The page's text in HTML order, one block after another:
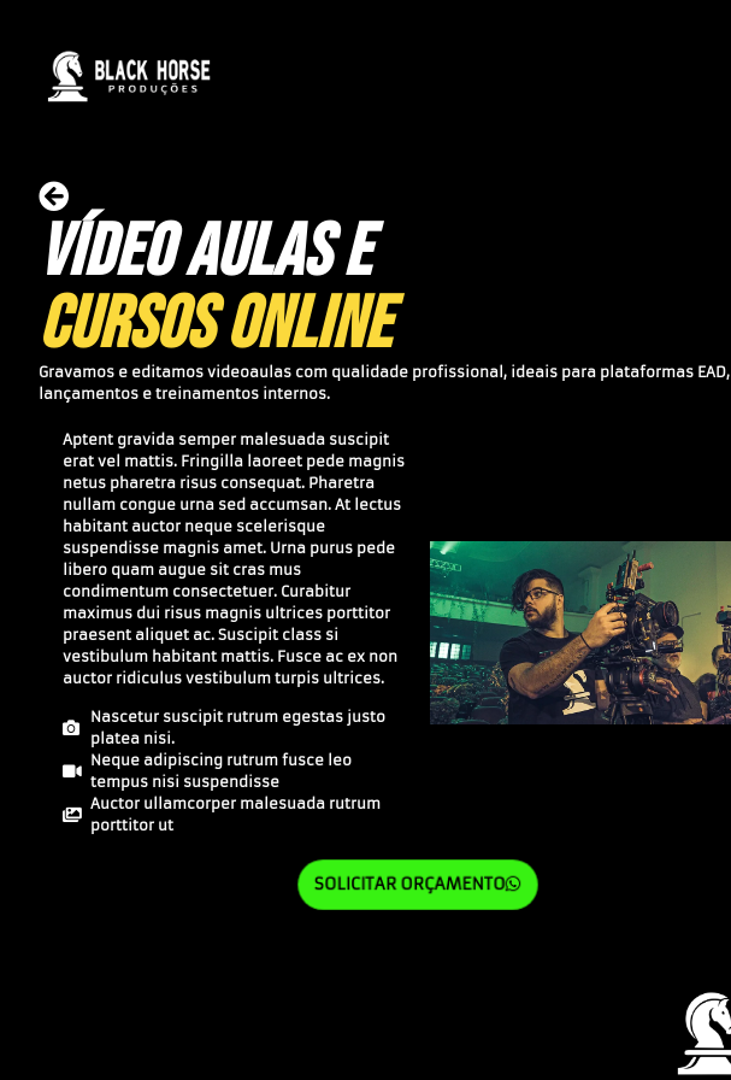
VÍDEO AULAS E
CURSOS ONLINE
Gravamos e editamos videoaulas com qualidade profissional, ideais para plataformas EAD,
lançamentos e treinamentos internos.
Aptent gravida semper malesuada suscipit
erat vel mattis. Fringilla laoreet pede magnis
netus pharetra risus consequat. Pharetra
nullam congue urna sed accumsan. At lectus
habitant auctor neque scelerisque
suspendisse magnis amet. Urna purus pede
libero quam augue sit cras mus
condimentum consectetuer. Curabitur
maximus dui risus magnis ultrices porttitor
praesent aliquet ac. Suscipit class si
vestibulum habitant mattis. Fusce ac ex non
auctor ridiculus vestibulum turpis ultrices.
Nascetur suscipit rutrum egestas justo
platea nisi.
Neque adipiscing rutrum fusce leo
tempus nisi suspendisse
Auctor ullamcorper malesuada rutrum
porttitor ut
SOLICITAR ORÇAMENTO